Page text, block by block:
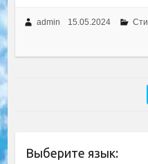
admin 15.05.2024
Выберите язык: